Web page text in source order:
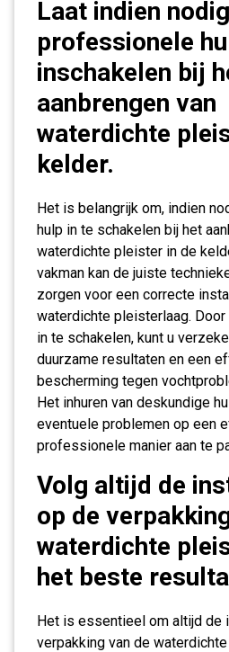
Laat indien nodig
professionele
inschakelen bij
aanbrengen van
waterdichte
kelder.
Het is belangrijk om, indien
hulp in te schakelen bij het
waterdichte pleister in de
vakman kan de juiste
zorgen voor een correcte
waterdichte pleisterlaag.
in te schakelen, kunt u
duurzame resultaten en een
bescherming tegen
Het inhuren van deskundige
eventuele problemen op een
professionele manier aan te
Volg altijd de
op de
waterdichte
het beste
Het is essentieel om altijd de
verpakking van de